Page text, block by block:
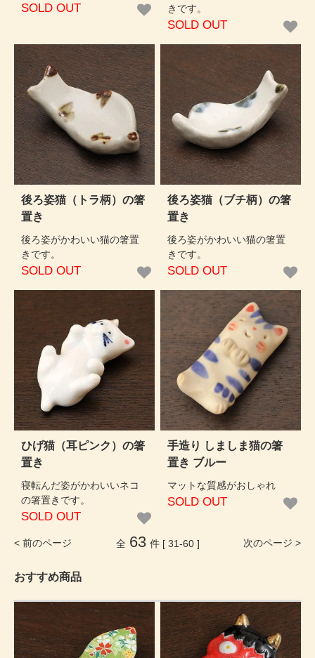
SOLD OUT
きです。
SOLD OUT
後ろ姿猫（トラ柄）の箸
置き
後ろ姿がかわいい猫の箸置
きです。
SOLD OUT
後ろ姿猫（ブチ柄）の箸
置き
後ろ姿がかわいい猫の箸置
きです。
SOLD OUT
ひげ猫（耳ピンク）の箸
置き
寝転んだ姿がかわいいネコ
の箸置きです。
SOLD OUT
手造り しましま猫の箸
置き ブルー
マットな質感がおしゃれ
SOLD OUT
< 前のページ 次のページ >
全 63 件 [ 31-60 ]
おすすめ商品